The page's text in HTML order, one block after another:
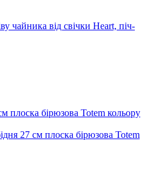
чайника від свічки Heart, піч-